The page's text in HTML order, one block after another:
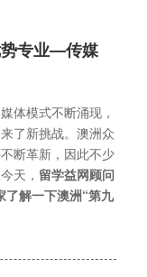
势专业—传媒
体模式不断涌现，
了新挑战。澳洲众
断革新，因此不少
天， 留学益网顾问
解一下澳洲“第九